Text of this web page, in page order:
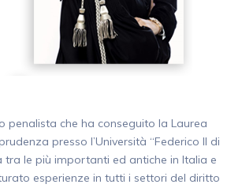
penalista che ha conseguito la Laurea
presso l’Università “Federico II di
tra le più importanti ed antiche in Italia e
esperienze in tutti i settori del diritto